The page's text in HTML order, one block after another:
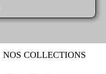
NOS COLLECTIONS